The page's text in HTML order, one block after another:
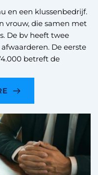
en een klussenbedrijf.
vrouw, die samen met
De bv heeft twee
De eerste
betreft de